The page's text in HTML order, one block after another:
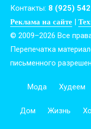
Контакты: 8 (925)
Реклама на сайте |
© 2009–2026 Все
Перепечатка
письменного
Мода Худеем
Дом Жизнь